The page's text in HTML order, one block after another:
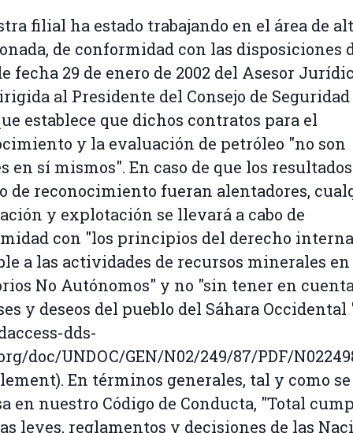
filial ha estado trabajando en el área de
de conformidad con las disposiciones
fecha 29 de enero de 2002 del Asesor
al Presidente del Consejo de
establece que dichos contratos para el
y la evaluación de petróleo "no son
en sí mismos". En caso de que los
de reconocimiento fueran alentadores,
y explotación se llevará a cabo de
con "los principios del derecho
a las actividades de recursos minerales en
No Autónomos" y no "sin tener en
y deseos del pueblo del Sáhara Occidental
dds-
doc/UNDOC/GEN/N02/249/87/PDF/
En términos generales, tal y como se
en nuestro Código de Conducta, "Total
leyes, reglamentos y decisiones de las